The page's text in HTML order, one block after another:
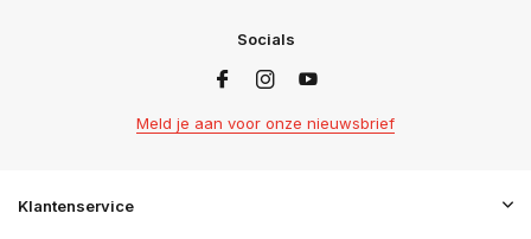
Socials
Meld je aan voor onze nieuwsbrief
Klantenservice